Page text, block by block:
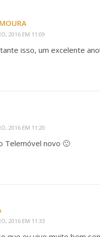
2016 EM 11:09
isso, um excelente
2016 EM 11:20
Telemóvel novo 🙂
2016 EM 11:33